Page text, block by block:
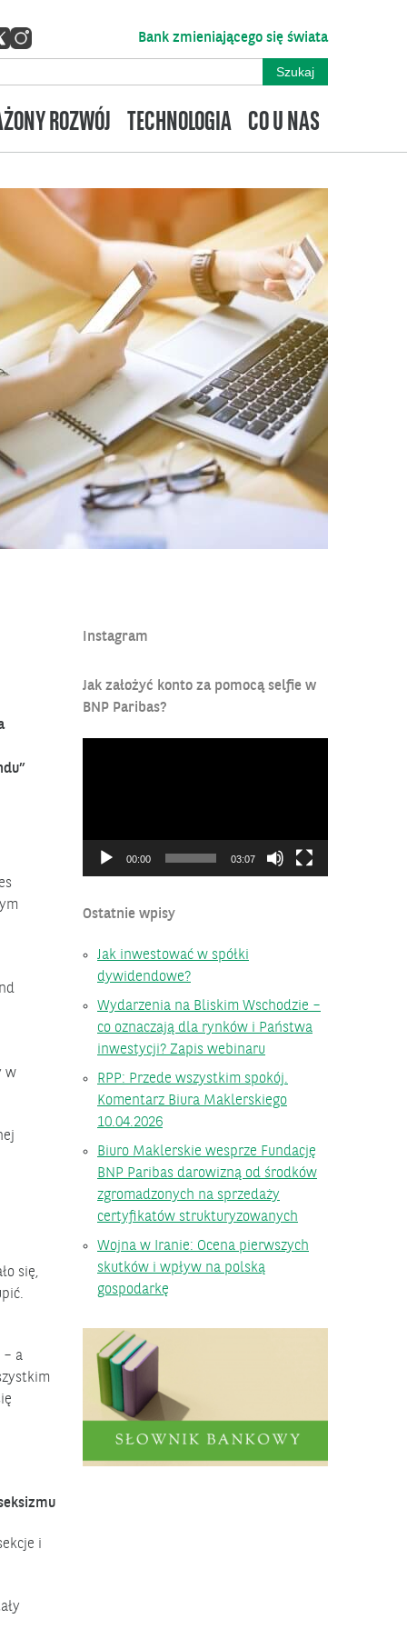
Bank zmieniającego się świata
ROZWÓJ TECHNOLOGIA CO U NAS
blog/ostatni-twoj-weekend-doceniony-przez-polska-branze
w
się,
– a
i
Instagram
Jak założyć konto za pomocą selfie w
BNP Paribas?
00:00 03:07
Ostatnie wpisy
Jak inwestować w spółki
dywidendowe?
Wydarzenia na Bliskim Wschodzie –
co oznaczają dla rynków i Państwa
inwestycji? Zapis webinaru
RPP: Przede wszystkim spokój.
Komentarz Biura Maklerskiego
10.04.2026
Biuro Maklerskie wesprze Fundację
BNP Paribas darowizną od środków
zgromadzonych na sprzedaży
certyfikatów strukturyzowanych
Wojna w Iranie: Ocena pierwszych
skutków i wpływ na polską
gospodarkę